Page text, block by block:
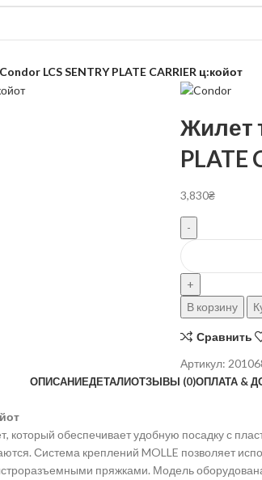
LCS SENTRY PLATE CARRIER ц:койот
Жилет
PLATE
3,830₴
В корзину
Сравнить
Артикул:
ОПИСАНИЕДЕТАЛИОТЗЫВЫ (0)ОПЛАТА &
который обеспечивает удобную посадку с
Система креплений MOLLE позволяет
пряжками. Модель